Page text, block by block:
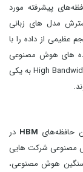
پیشرفته مورد
مدل‌ های زبانی
عظیمی از داده را با
های هوش مصنوعی
یا High Bandwidth Memory به یکی
حافظه‌های HBM در
مصنوعی شرکت‌ هایی
سنگین هوش مصنوعی،